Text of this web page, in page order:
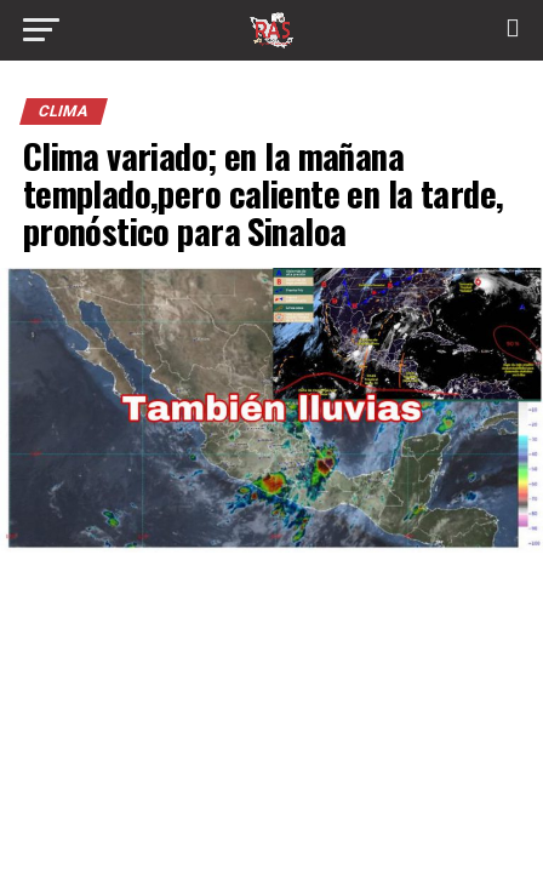
CLIMA
Clima variado; en la mañana
templado,pero caliente en la tarde,
pronóstico para Sinaloa